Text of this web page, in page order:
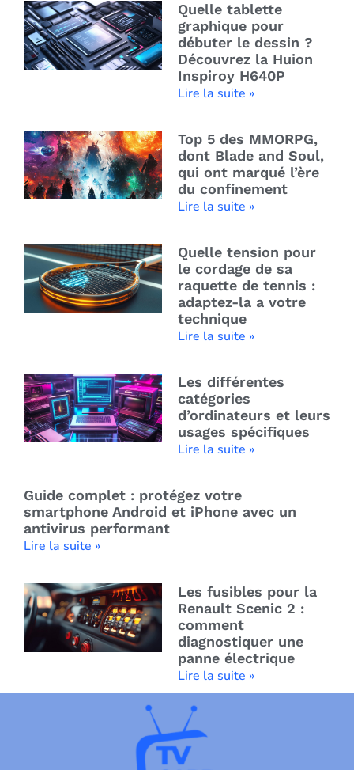
Quelle tablette
graphique pour
débuter le dessin ?
Découvrez la Huion
Inspiroy H640P
Lire la suite »
Top 5 des MMORPG,
dont Blade and Soul,
qui ont marqué l’ère
du confinement
Lire la suite »
Quelle tension pour
le cordage de sa
raquette de tennis :
adaptez-la a votre
technique
Lire la suite »
Les différentes
catégories
d’ordinateurs et leurs
usages spécifiques
Lire la suite »
Guide complet : protégez votre
smartphone Android et iPhone avec un
antivirus performant
Lire la suite »
Les fusibles pour la
Renault Scenic 2 :
comment
diagnostiquer une
panne électrique
Lire la suite »